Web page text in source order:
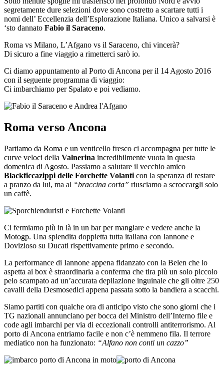
segretamente dure selezioni dove sono costretto a scartare tutti i
nomi dell’ Eccellenzia dell’Esplorazione Italiana. Unico a salvarsi è
‘sto dannato Fabio il Saraceno.
Roma vs Milano, L’Afgano vs il Saraceno, chi vincerà?
Di sicuro a fine viaggio a rimetterci sarò io.
Ci diamo appuntamento al Porto di Ancona per il 14 Agosto 2016
con il seguente programma di viaggio:
Ci imbarchiamo per Spalato e poi vediamo.
Roma verso Ancona
Partiamo da Roma e un venticello fresco ci accompagna per tutte le
curve veloci della Valnerina incredibilmente vuota in questa
domenica di Agosto. Passiamo a salutare il vecchio amico
Blackficcazippi delle Forchette Volanti con la speranza di restare
a pranzo da lui, ma al “braccina corta” riusciamo a scroccargli solo
un caffè.
Ci fermiamo più in là in un bar per mangiare e vedere anche la
Motogp. Una splendita doppietta tutta italiana con Iannone e
Dovizioso su Ducati rispettivamente primo e secondo.
La performance di Iannone appena fidanzato con la Belen che lo
aspetta ai box è straordinaria a conferma che tira più un solo piccolo
pelo scampato ad un’accurata depilazione inguinale che gli oltre 250
cavalli della Desmosedici appena passata sotto la bandiera a scacchi.
Siamo partiti con qualche ora di anticipo visto che sono giorni che i
TG nazionali annunciano per bocca del Ministro dell’Interno file e
code agli imbarchi per via di eccezionali controlli antiterrorismo. Al
porto di Ancona entriamo facile e non c’è nemmeno fila. Il terrore
mediatico non ha funzionato: “Alfano non conti un cazzo”